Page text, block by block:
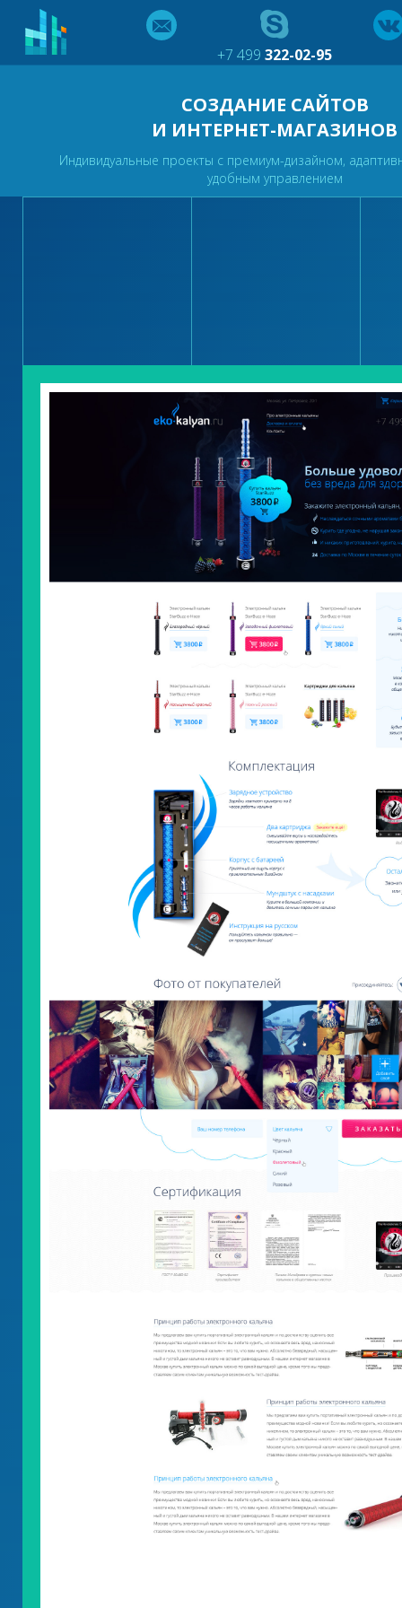
+7 499322-02-95
СОЗДАНИЕ САЙТОВ
И ИНТЕРНЕТ-МАГАЗИНОВ
Индивидуальные проекты с премиум-дизайном,
удобным управлением